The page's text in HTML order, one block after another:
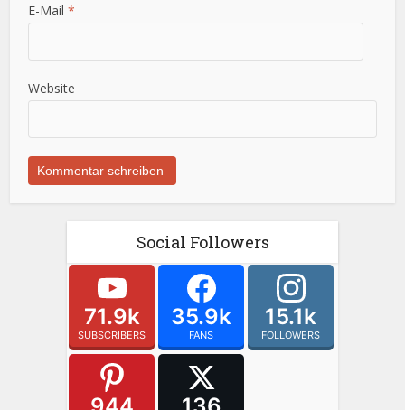
E-Mail*
Website
Social Followers
71.9k
SUBSCRIBERS
35.9k
FANS
15.1k
FOLLOWERS